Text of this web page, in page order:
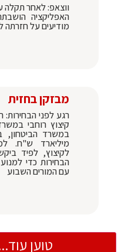
ווצאפ: לאחר תקלה
האפליקציה
מודיעים על חזרתה
מבזקן בחזית
רגע לפני
קיצוץ רוחבי
מיליארד ש"ח.
לקיצוץ, לפיד
הבחירות כדי
עם המורים השבוע
טוען